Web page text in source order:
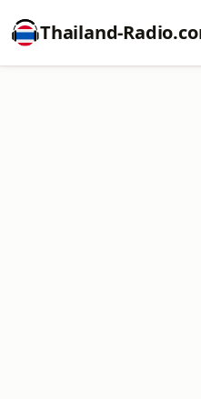
Thailand-